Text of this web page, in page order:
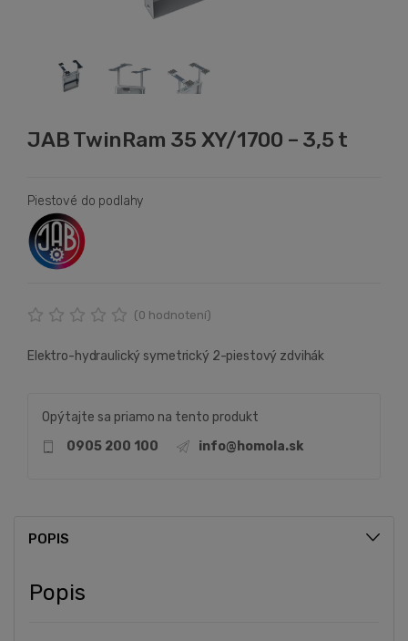
JAB TwinRam 35 XY/1700 – 3,5 t
Piestové do podlahy
(0 hodnotení)
Elektro-hydraulický symetrický 2-piestový zdvihák
Opýtajte sa priamo na tento produkt
0905 200 100
info@homola.sk
POPIS
Popis